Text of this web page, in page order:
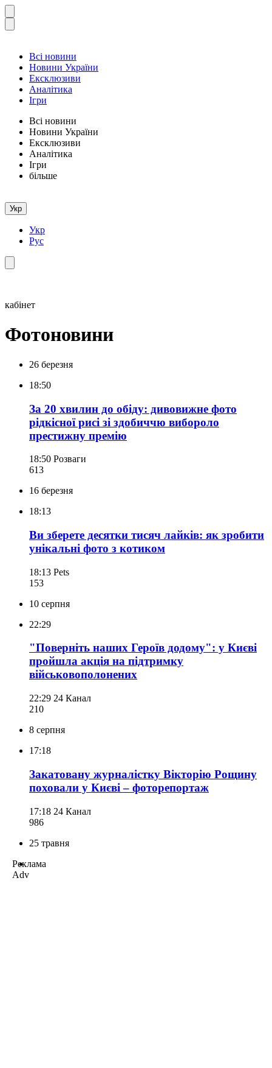
Всі новини
Новини України
Ексклюзиви
Аналітика
Ігри
Всі новини
Новини України
Ексклюзиви
Аналітика
Ігри
більше
Укр
Укр
Рус
кабінет
Фотоновини
26 березня
18:50
За 20 хвилин до обіду: дивовижне фото
рідкісної рисі зі здобиччю вибороло
престижну премію
18:50 Розваги
613
16 березня
18:13
Ви зберете десятки тисяч лайків: як зробити
унікальні фото з котиком
18:13 Pets
153
10 серпня
22:29
"Поверніть наших Героїв додому": у Києві
пройшла акція на підтримку
військовополонених
22:29 24 Канал
210
8 серпня
17:18
Закатовану журналістку Вікторію Рощину
поховали у Києві – фоторепортаж
17:18 24 Канал
986
25 травня
Реклама
Adv